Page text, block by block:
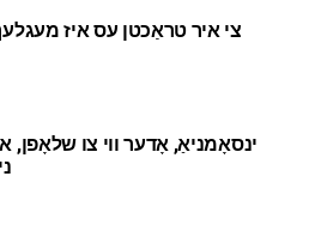
צי איר טראַכטן עס איז
ינסאָמניאַ, אָדער ווי צו שלאָפן,